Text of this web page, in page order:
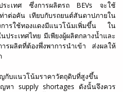
ระเทศ ซึ่งการผลิตรถ BEVs จะใช้
ต่อคัน เทียบกับรถยนต์สันดาปภายใน
ารใช้ทองแดงมีแนวโน้มเพิ่มขึ้น ใน
ประเทศไทย มีเพียงผู้ผลิตกลางน้ำและ
ผลิตที่ต้องพึ่งพาการนำเข้า ส่งผลให้
กับแนวโน้มราคาวัตถุดิบที่สูงขึ้น
หา supply shortages ดังนั้นจึงควร